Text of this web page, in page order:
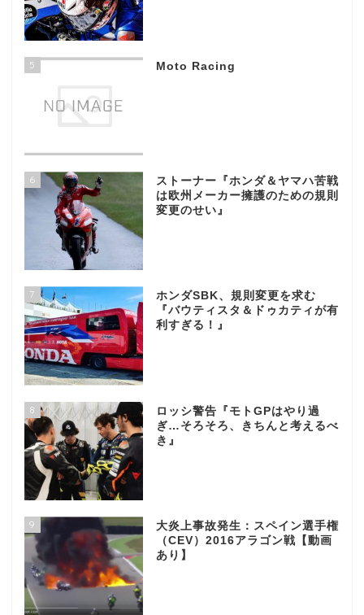
5 Moto Racing
6
ストーナー『ホンダ＆ヤマハ苦戦
は欧州メーカー擁護のための規則
変更のせい』
7
ホンダSBK、規則変更を求む
『バウティスタ＆ドゥカティが有
利すぎる！』
8
ロッシ警告『モトGPはやり過
ぎ…そろそろ、きちんと考えるべ
き』
9
大炎上事故発生：スペイン選手権
（CEV）2016アラゴン戦【動画
あり】